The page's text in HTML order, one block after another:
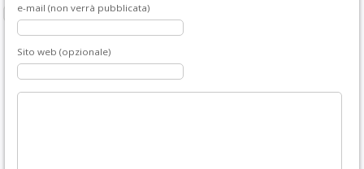
e-mail (non verrà pubblicata)
Sito web (opzionale)